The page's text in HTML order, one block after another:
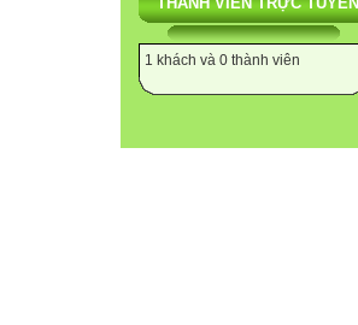
1 khách và 0 thành viên